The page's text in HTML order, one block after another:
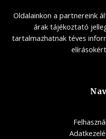
Oldalainkon a partnereink
árak tájékoztató
tartalmazhatnak téves